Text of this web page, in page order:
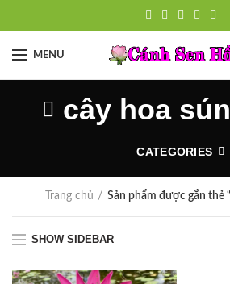
MENU
cây hoa
CATEGORIES
Trang chủ Sản phẩm được gắn thẻ
SHOW SIDEBAR